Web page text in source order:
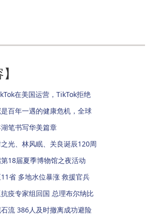
在美国运营，TikTok拒绝
百年一遇的健康危机，全球
笔书写华美篇章
光、林风眠、关良诞辰120周
18届夏季博物馆之夜活动
省 多地水位暴涨 救援官兵
疫专家组回国 总理布尔纳比
流 386人及时撤离成功避险